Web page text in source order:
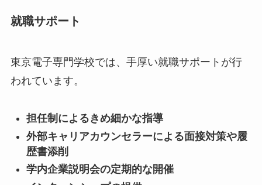
就職サポート
東京電子専門学校では、手厚い就職サポートが行
われています。
担任制によるきめ細かな指導
外部キャリアカウンセラーによる面接対策や履
歴書添削
学内企業説明会の定期的な開催